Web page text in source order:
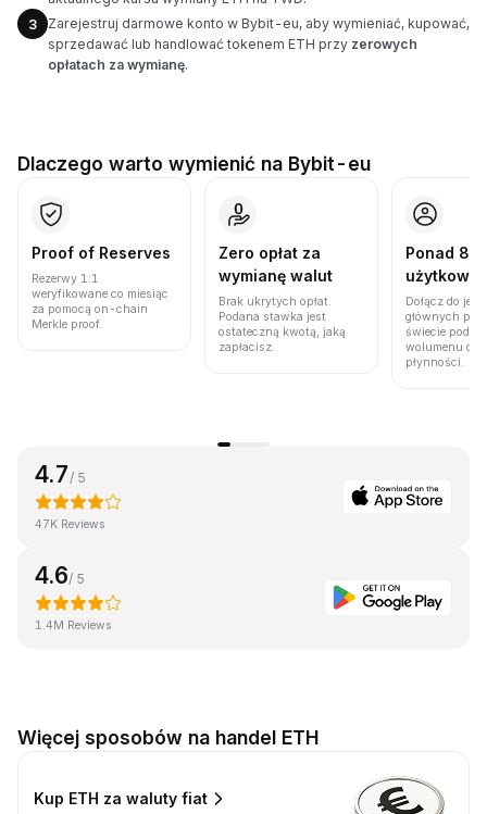
3
Zarejestruj darmowe konto w Bybit-eu, aby wymieniać, kupować,
sprzedawać lub handlować tokenem ETH przy zerowych
opłatach za wymianę.
Dlaczego warto wymienić na Bybit-eu
Proof of Reserves
Rezerwy 1:1
weryfikowane co miesiąc
za pomocą on-chain
Merkle proof.
Zero opłat za
wymianę walut
Brak ukrytych opłat.
Podana stawka jest
ostateczną kwotą, jaką
zapłacisz.
Ponad 86
Dołącz do
głównych
świecie pod
wolumenu
płynności.
4.7 / 5
47K Reviews
4.6/ 5
1.4M Reviews
Więcej sposobów na handel ETH
Kup ETH za waluty fiat